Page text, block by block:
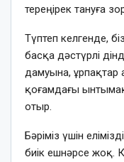
тереңірек тануға
Түптеп келгенде,
басқа дәстүрлі
дамуына, ұрпақтар
қоғамдағы
отыр.
Бәріміз үшін
биік ешнәрсе жоқ.